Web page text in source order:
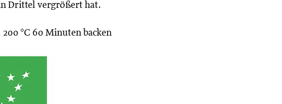
Drittel vergrößert hat.
°C 60 Minuten backen